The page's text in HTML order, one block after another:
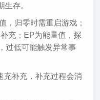
存。
，归零时需重启游戏；
充；EP为能量值，探
过低可能触发异常事
充补充，补充过程会消